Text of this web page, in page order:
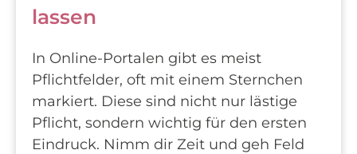
lassen
In Online-Portalen gibt es meist
Pflichtfelder, oft mit einem Sternchen
markiert. Diese sind nicht nur lästige
Pflicht, sondern wichtig für den ersten
Eindruck. Nimm dir Zeit und geh Feld